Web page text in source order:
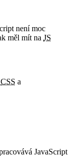
není moc
měl mít na JS
CSS a
JavaScript